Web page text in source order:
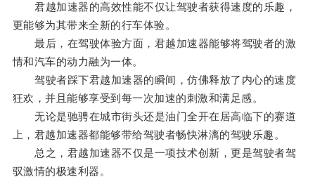
君越加速器的高效性能不仅让驾驶者获得速度的乐趣，
更能够为其带来全新的行车体验。
最后，在驾驶体验方面，君越加速器能够将驾驶者的激
情和汽车的动力融为一体。
驾驶者踩下君越加速器的瞬间，仿佛释放了内心的速度
狂欢，并且能够享受到每一次加速的刺激和满足感。
无论是驰骋在城市街头还是油门全开在居高临下的赛道
上，君越加速器都能够带给驾驶者畅快淋漓的驾驶乐趣。
总之，君越加速器不仅是一项技术创新，更是驾驶者驾
驭激情的极速利器。